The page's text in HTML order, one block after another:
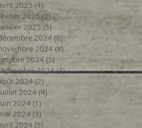
2025 (4)
2025 (2)2 posts
2025 (5)
2024 (8) 8 posts
2024 (8)
2024 (5)
2024(4)4 posts
2024 (2)
2024 (4)
2024 (1)
2024 (3)
2024(5)